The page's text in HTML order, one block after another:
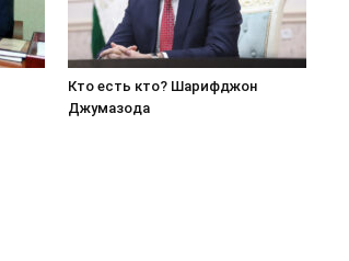
Кто есть кто? Шарифджон
Джумазода